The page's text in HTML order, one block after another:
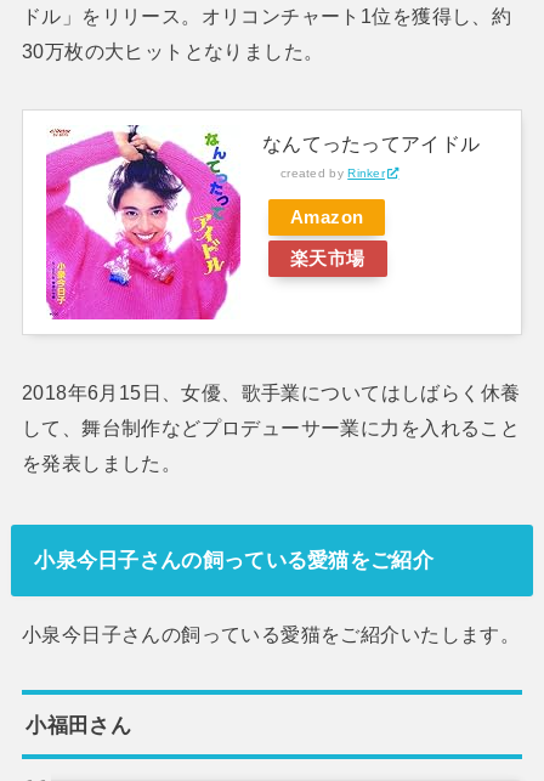
ドル」をリリース。オリコンチャート1位を獲得し、約
30万枚の大ヒットとなりました。
なんてったってアイドル
created byRinker
Amazon
楽天市場
2018年6月15日、女優、歌手業についてはしばらく休養
して、舞台制作などプロデューサー業に力を入れること
を発表しました。
小泉今日子さんの飼っている愛猫をご紹介
小泉今日子さんの飼っている愛猫をご紹介いたします。
小福田さん